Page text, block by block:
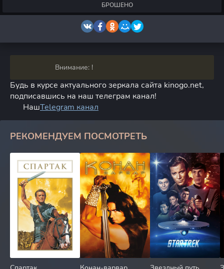
БРОШЕНО
Внимание: !
Будь в курсе актуального зеркала сайта kinogo.net,
подписавшись на наш телеграм канал!
НашTelegram канал
РЕКОМЕНДУЕМ ПОСМОТРЕТЬ